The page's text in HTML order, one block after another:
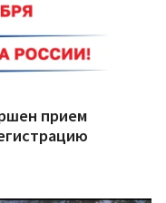
прием